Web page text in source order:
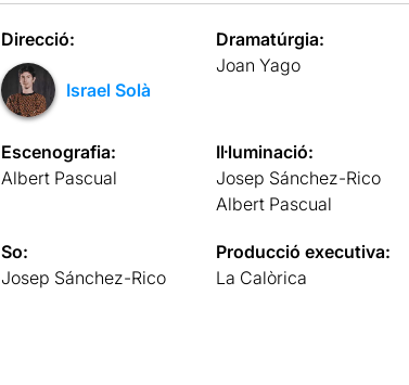
Direcció:
Israel Solà
Dramatúrgia:
Joan Yago
Escenografia:
Albert Pascual
Il·luminació:
Josep Sánchez-Rico
Albert Pascual
So:
Josep Sánchez-Rico
Producció executiva:
La Calòrica